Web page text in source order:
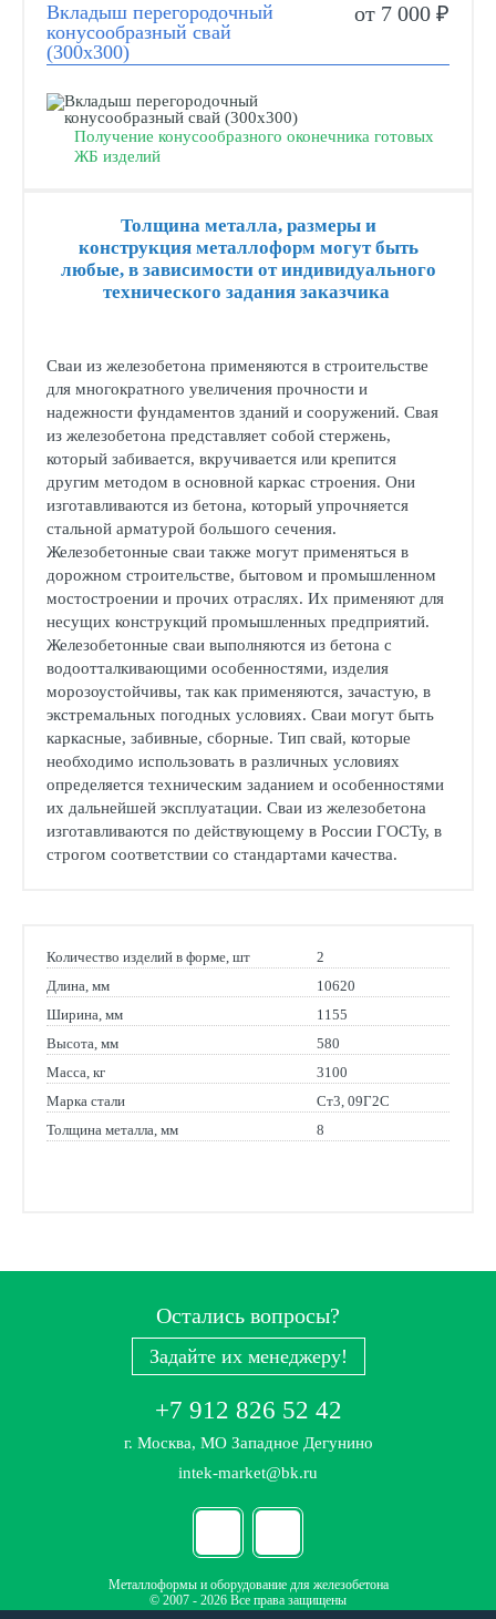
Вкладыш перегородочный
конусообразный свай
(300х300)
от 7 000 ₽
Получение конусообразного оконечника готовых
ЖБ изделий
Толщина металла, размеры и
конструкция металлоформ могут быть
любые, в зависимости от индивидуального
технического задания заказчика
Сваи из железобетона применяются в строительстве
для многократного увеличения прочности и
надежности фундаментов зданий и сооружений. Свая
из железобетона представляет собой стержень,
который забивается, вкручивается или крепится
другим методом в основной каркас строения. Они
изготавливаются из бетона, который упрочняется
стальной арматурой большого сечения.
Железобетонные сваи также могут применяться в
дорожном строительстве, бытовом и промышленном
мостостроении и прочих отраслях. Их применяют для
несущих конструкций промышленных предприятий.
Железобетонные сваи выполняются из бетона с
водоотталкивающими особенностями, изделия
морозоустойчивы, так как применяются, зачастую, в
экстремальных погодных условиях. Сваи могут быть
каркасные, забивные, сборные. Тип свай, которые
необходимо использовать в различных условиях
определяется техническим заданием и особенностями
их дальнейшей эксплуатации. Сваи из железобетона
изготавливаются по действующему в России ГОСТу, в
строгом соответствии со стандартами качества.
Количество изделий в форме, шт
2
Длина, мм
10620
Ширина, мм
1155
Высота, мм
580
Масса, кг
3100
Марка стали
Ст3, 09Г2С
Толщина металла, мм
8
Остались вопросы?
Задайте их менеджеру!
+7 912 826 52 42
г. Москва, МО Западное Дегунино
intek-market@bk.ru
Металлоформы и оборудование для железобетона
© 2007 - 2026 Все права защищены